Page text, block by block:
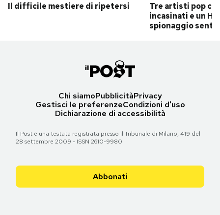
Il difficile mestiere di ripetersi
Tre artisti pop
incasinati e un
spionaggio
Chi siamoPubblicitàPrivacy
Gestisci le preferenzeCondizioni d'uso
Dichiarazione di accessibilità
Il Post è una testata registrata presso il Tribunale di Milano, 419 del
28 settembre 2009 - ISSN 2610-9980
Abbonati